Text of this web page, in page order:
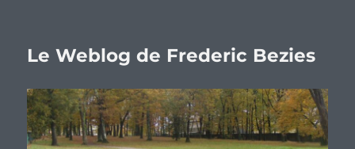
Le Weblog de Frederic Bezies